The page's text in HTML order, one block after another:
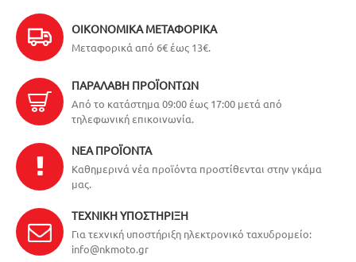
ΟΙΚΟΝΟΜΙΚΆ ΜΕΤΑΦΟΡΙΚΆ
Μεταφορικά από 6€ έως 13€.
ΠΑΡΑΛΑΒΉ ΠΡΟΪΌΝΤΩΝ
Από το κατάστημα 09:00 έως 17:00 μετά από
τηλεφωνική επικοινωνία.
ΝΈΑ ΠΡΟΪΌΝΤΑ
Καθημερινά νέα προϊόντα προστίθενται στην γκάμα
μας.
ΤΕΧΝΙΚΉ ΥΠΟΣΤΉΡΙΞΗ
Για τεχνική υποστήριξη ηλεκτρονικό ταχυδρομείο:
info@nkmoto.gr